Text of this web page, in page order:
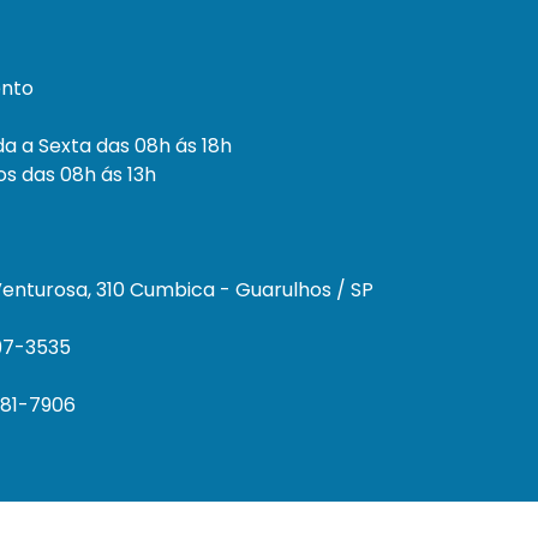
a Sexta das 08h ás 18h
das 08h ás 13h
310 Cumbica - Guarulhos / SP
3535
7906